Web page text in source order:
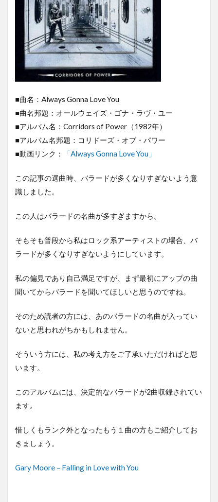
■曲名：Always Gonna Love You
■曲名邦題：オールウェイズ・ゴナ・ラヴ・ユー
■アルバム名：Corridors of Power（1982年）
■アルバム名邦題：コリドーズ・オブ・パワー
■動画リンク：
「Always Gonna Love You」
この記事の選曲時、バラードが多くなりすぎないよう意
識しました。
この人はバラードの名曲が多すぎますから。
そもそも普段から私はロック系アーティストの場合、バ
ラードが多くなりすぎないようにしています。
私の偏見であり自己満足ですが、まず最初にアップの曲
聞いてからバラードを聞いてほしいと思うのですね。
そのため読者の方には、あのバラードの名曲が入ってい
ないと思われがちかもしれません。
そういう方には、私の考え方をご了承いただければと思
います。
このアルバムには、決定的なバラードが2曲収録されてい
ます。
惜しくもランク外となったもう１曲の方もご紹介してお
きましょう。
Gary Moore – Falling in Love with You